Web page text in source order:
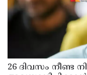
26 ദിവസം നീണ്ട